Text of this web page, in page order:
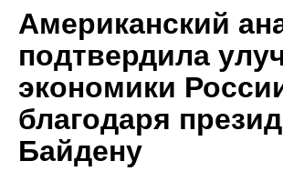
Американский
подтвердила
экономики
благодаря
Байдену